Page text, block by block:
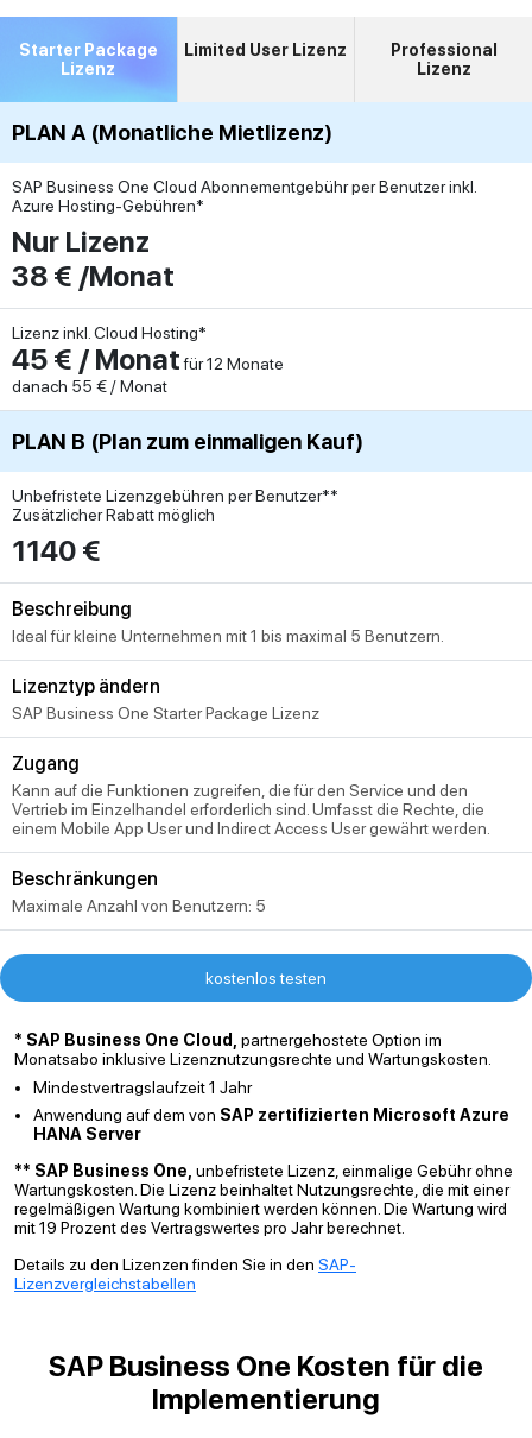
Starter Package
Lizenz
Limited User Lizenz
Professional
Lizenz
PLAN A (Monatliche Mietlizenz)
SAP Business One Cloud Abonnementgebühr per Benutzer inkl.
Azure Hosting-Gebühren*
Nur Lizenz
38 € /Monat
Lizenz inkl. Cloud Hosting*
45 € / Monatfür 12 Monate
danach 55 € / Monat
PLAN B (Plan zum einmaligen Kauf)
Unbefristete Lizenzgebühren per Benutzer**
Zusätzlicher Rabatt möglich
1140 €
Beschreibung
Ideal für kleine Unternehmen mit 1 bis maximal 5 Benutzern.
Lizenztyp ändern
SAP Business One Starter Package Lizenz
Zugang
Kann auf die Funktionen zugreifen, die für den Service und den
Vertrieb im Einzelhandel erforderlich sind. Umfasst die Rechte, die
einem Mobile App User und Indirect Access User gewährt werden.
Beschränkungen
Maximale Anzahl von Benutzern: 5
kostenlos testen
* SAP Business One Cloud,
partnergehostete Option im
Monatsabo inklusive Lizenznutzungsrechte und Wartungskosten.
Mindestvertragslaufzeit 1 Jahr
Anwendung auf dem von SAP zertifizierten Microsoft Azure
HANA Server
** SAP Business One, unbefristete Lizenz, einmalige Gebühr ohne
Wartungskosten. Die Lizenz beinhaltet Nutzungsrechte, die mit einer
regelmäßigen Wartung kombiniert werden können. Die Wartung wird
mit 19 Prozent des Vertragswertes pro Jahr berechnet.
Details zu den Lizenzen finden Sie in den SAP-
Lizenzvergleichstabellen
SAP Business One Kosten für die
Implementierung